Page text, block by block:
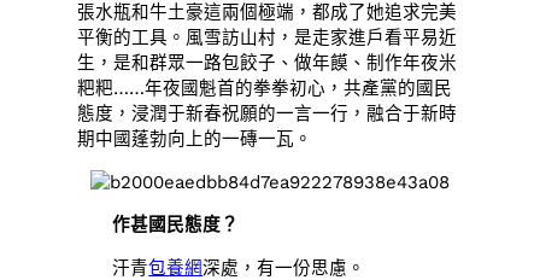
張水瓶和牛土豪這兩個極端，都成了她追求完美
平衡的工具。風雪訪山村，是走家進戶看平易近
生，是和群眾一路包餃子、做年饃、制作年夜米
粑粑……年夜國魁首的拳拳初心，共產黨的國民
態度，浸潤于新春祝願的一言一行，融合于新時
期中國蓬勃向上的一磚一瓦。
作甚國民態度？
汗青包養網深處，有一份思慮。